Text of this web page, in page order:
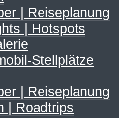
| Reiseplanung
| Hotspots
Stellplätze
| Reiseplanung
| Roadtrips